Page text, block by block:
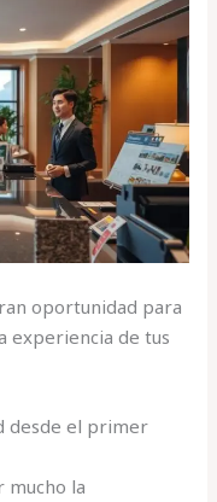
oportunidad para
experiencia de tus
desde el primer
la